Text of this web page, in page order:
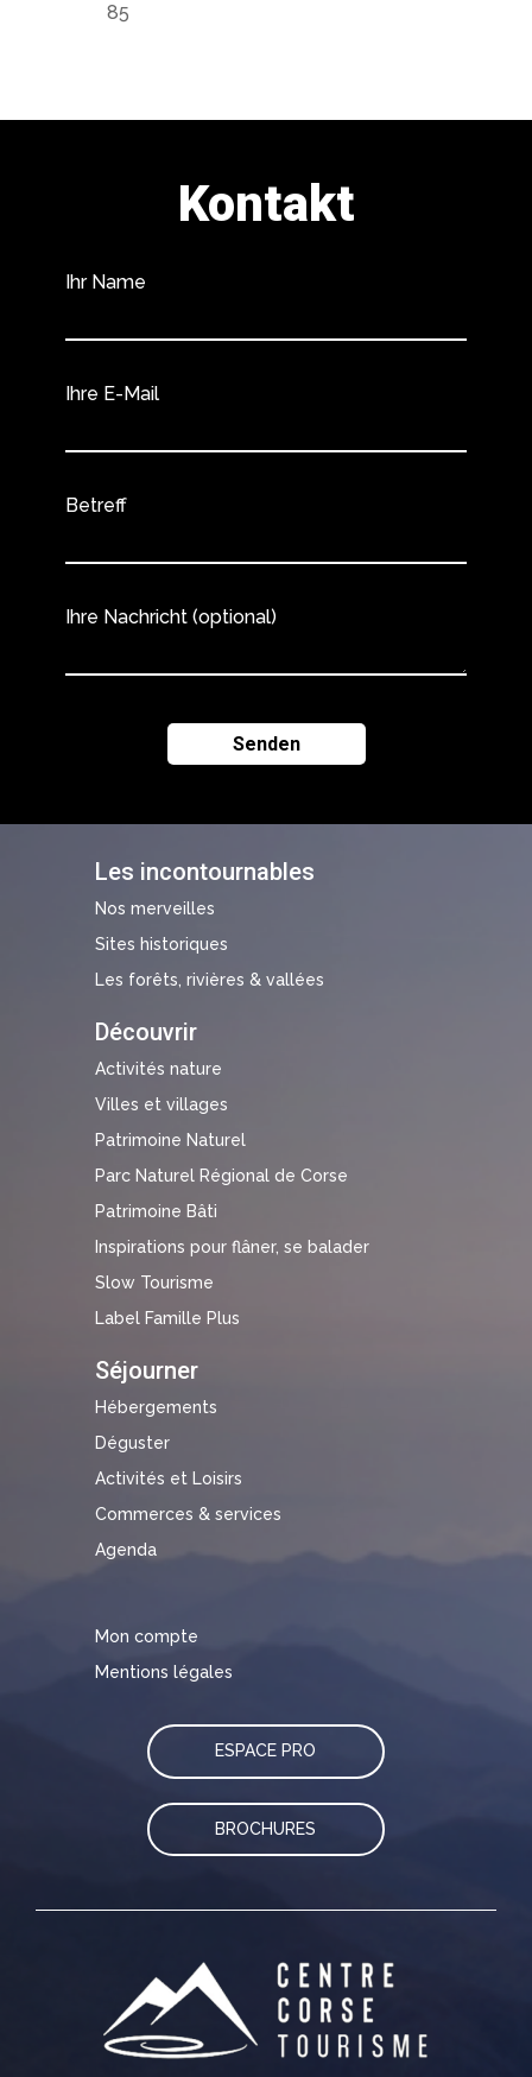
85
Les incontournables
Nos merveilles
Sites historiques
Les forêts, rivières & vallées
Découvrir
Activités nature
Villes et villages
Patrimoine Naturel
Parc Naturel Régional de Corse
Patrimoine Bâti
Inspirations pour flâner, se balader
Slow Tourisme
Label Famille Plus
Séjourner
Hébergements
Déguster
Activités et Loisirs
Commerces & services
Agenda
Mon compte
Mentions légales
ESPACE PRO
BROCHURES
Kontakt
Ihr Name
Ihre E-Mail
Betreff
Ihre Nachricht (optional)